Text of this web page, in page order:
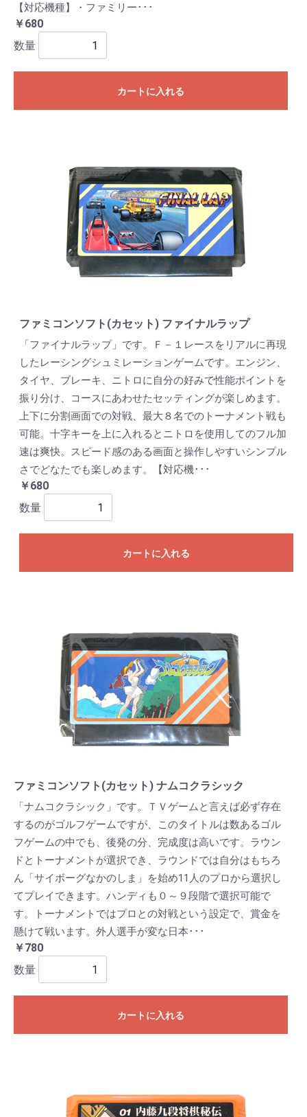
【対応機種】・ファミリー･･･
￥680
数量
カートに入れる
ファミコンソフト(カセット) ファイナルラップ
「ファイナルラップ」です。Ｆ－１レースをリアルに再現
したレーシングシュミレーションゲームです。エンジン、
タイヤ、ブレーキ、ニトロに自分の好みで性能ポイントを
振り分け、コースにあわせたセッティングが楽しめます。
上下に分割画面での対戦、最大８名でのトーナメント戦も
可能。十字キーを上に入れるとニトロを使用してのフル加
速は爽快。スピード感のある画面と操作しやすいシンプル
さでどなたでも楽しめます。【対応機･･･
￥680
数量
カートに入れる
ファミコンソフト(カセット) ナムコクラシック
「ナムコクラシック」です。ＴＶゲームと言えば必ず存在
するのがゴルフゲームですが、このタイトルは数あるゴル
フゲームの中でも、後発の分、完成度は高いです。ラウン
ドとトーナメントが選択でき、ラウンドでは自分はもちろ
ん「サイボーグなかのしま」を始め11人のプロから選択し
てプレイできます。ハンディも０～９段階で選択可能で
す。トーナメントではプロとの対戦という設定で、賞金を
懸けて戦います。外人選手が変な日本･･･
￥780
数量
カートに入れる